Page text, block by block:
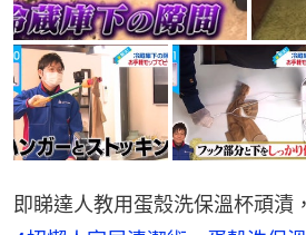
即睇達人教用蛋殼洗保溫杯頑漬